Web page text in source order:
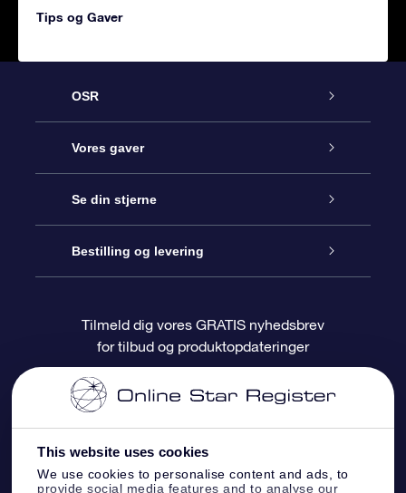
This website uses cookies
We use cookies to personalise content and ads, to
provide social media features and to analyse our
Tips og Gaver
OSR
Kundeservice
Kontakt os
Bloggen
Anmeldelser
Vores gaver
Online Stjernegave
OSR Gavepakke
OSR Gavekortet
Firmagaver
Se din stjerne
Star Register
Personliggjort Stjerneside
One Million Stars
OSR Stjerne-pauseskærm
Bestilling og levering
Betalingsinformation
Forsendelsesoplysninger
Returpolitik
Tilmeld dig vores GRATIS nyhedsbrev
for tilbud og produktopdateringer